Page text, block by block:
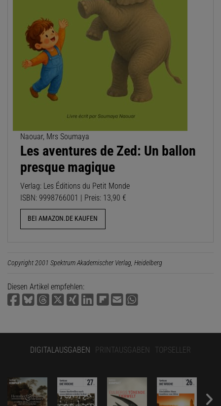
Naouar, Mrs Soumaya
Les aventures de Zed: Un ballon
presque magique
Verlag: Les Éditions du Petit Monde
ISBN: 9998766001 | Preis: 13,90 €
BEI AMAZON.DE KAUFEN
Copyright 2001 Spektrum Akademischer Verlag, Heidelberg
Diesen Artikel empfehlen:
DIGITALAUSGABEN PRINTAUSGABEN TOPSELLER